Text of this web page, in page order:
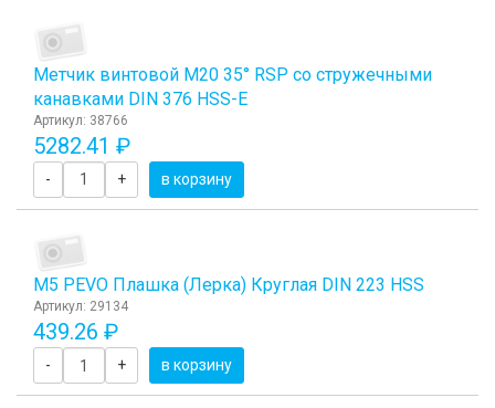
Метчик винтовой М20 35° RSP со стружечными
канавками DIN 376 HSS-E
Артикул: 38766
5282.41 ₽
- + в корзину
М5 PEVO Плашка (Лерка) Круглая DIN 223 HSS
Артикул: 29134
439.26 ₽
- + в корзину